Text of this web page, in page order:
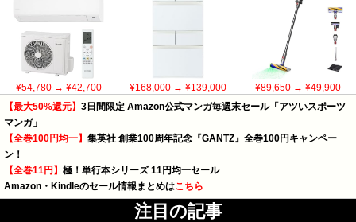
¥54,780→ ¥42,700 ¥168,000 → ¥139,000 ¥89,650→ ¥49,900
【最大50%還元】 3日間限定 Amazon公式マンガ毎週末セール「アツいスポーツ
マンガ」
【全巻100円均一】 集英社 創業100周年記念『GANTZ』全巻100円キャンペー
ン！
【全巻11円】 極！単行本シリーズ 11円均一セール
Amazon・Kindleのセール情報まとめはこちら
注目の記事